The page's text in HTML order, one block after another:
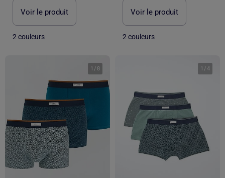
Voir le produit
2 couleurs
Voir le produit
2 couleurs
1 / 8 1 /4